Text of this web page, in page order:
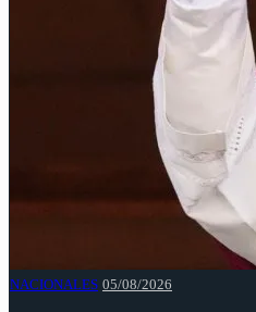
NACIONALES 05/08/2026